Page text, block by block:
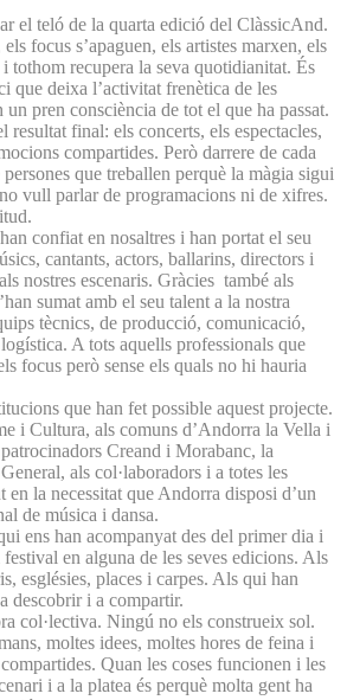
el teló de la quarta edició del ClàssicAnd.
focus s’apaguen, els artistes marxen, els
i tothom recupera la seva quotidianitat. És
que deixa l’activitat frenètica de les
un pren consciència de tot el que ha passat.
resultat final: els concerts, els espectacles,
compartides. Però darrere de cada
que treballen perquè la màgia sigui
vull parlar de programacions ni de xifres.
confiat en nosaltres i han portat el seu
cantants, actors, ballarins, directors i
nostres escenaris. Gràcies també als
sumat amb el seu talent a la nostra
tècnics, de producció, comunicació,
A tots aquells professionals que
focus però sense els quals no hi hauria
que han fet possible aquest projecte.
i Cultura, als comuns d’Andorra la Vella i
Creand i Morabanc, la
als col·laboradors i a totes les
en la necessitat que Andorra disposi d’un
de música i dansa.
ens han acompanyat des del primer dia i
en alguna de les seves edicions. Als
esglésies, places i carpes. Als qui han
descobrir i a compartir.
col·lectiva. Ningú no els construeix sol.
moltes idees, moltes hores de feina i
Quan les coses funcionen i les
i a la platea és perquè molta gent ha